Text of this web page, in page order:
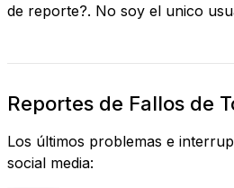
de reporte?. No soy el unico
Reportes de Fallos de
Los últimos problemas e
social media: